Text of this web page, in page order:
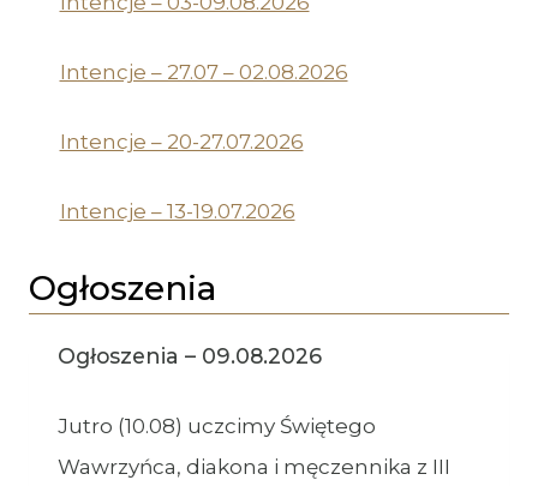
Intencje – 27.07 – 02.08.2026
Intencje – 20-27.07.2026
Intencje – 13-19.07.2026
Ogłoszenia
Ogłoszenia – 09.08.2026
Jutro (10.08) uczcimy Świętego
Wawrzyńca, diakona i męczennika z III